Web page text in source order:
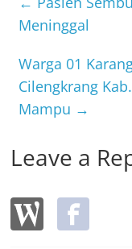
o
o
k
Meninggal
Warga 01
Cilengkrang
Mampu →
Leave a